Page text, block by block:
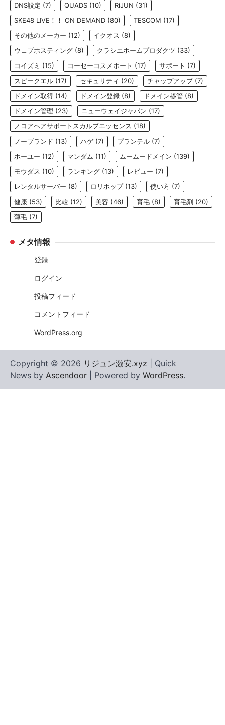
DNS設定 (7) QUADS (10) RiJUN (31)
SKE48 LIVE！！ ON DEMAND (80) TESCOM (17)
その他のメーカー (12) イクオス (8)
ウェブホスティング (8) クラシエホームプロダクツ (33)
コイズミ (15) コーセーコスメポート (17) サポート (7)
スピークエル (17) セキュリティ (20) チャップアップ(7)
ドメイン取得 (14) ドメイン登録 (8) ドメイン移管 (8)
ドメイン管理 (23) ニューウェイジャパン (17)
ノコアヘアサポートスカルプエッセンス (18)
ノーブランド (13) ハゲ (7) プランテル (7)
ホーユー (12) マンダム (11) ムームードメイン (139)
モウダス (10) ランキング (13) レビュー (7)
レンタルサーバー (8) ロリポップ(13) 使い方 (7)
健康 (53) 比較 (12) 美容 (46) 育毛 (8) 育毛剤 (20)
薄毛 (7)
メタ情報
登録
ログイン
投稿フィード
コメントフィード
WordPress.org
Copyright © 2026 リジュン激安.xyz | Quick
News by Ascendoor | Powered by WordPress.